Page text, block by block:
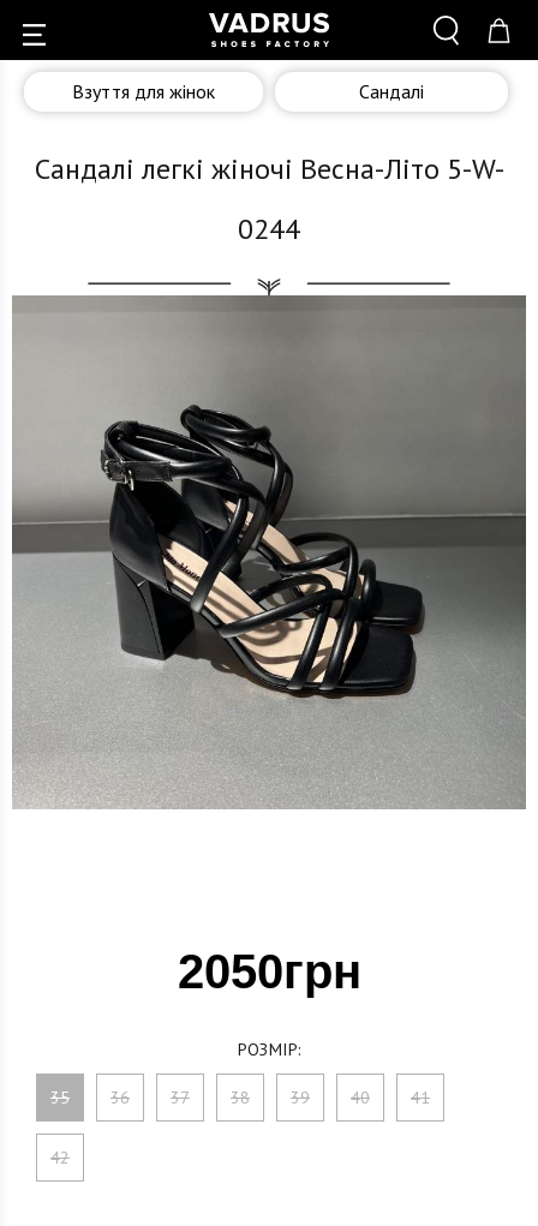
Взуття для жінок Сандалі
Сандалі легкі жіночі Весна-Літо 5-W-
0244
2050грн
РОЗМІР:
35 36 37 38 39 40 41
42